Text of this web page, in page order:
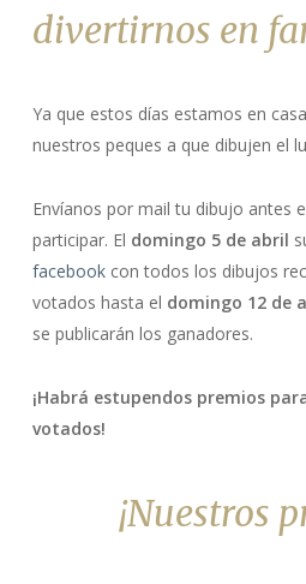
divertirnos en
Ya que estos días estamos en
nuestros peques a que dibujen el
Envíanos por mail tu dibujo antes
participar. El domingo 5 de abril
facebookcon todos los dibujos
votados hasta el domingo 12 de
se publicarán los ganadores.
¡Habrá estupendos premios
votados!
¡Nuestros